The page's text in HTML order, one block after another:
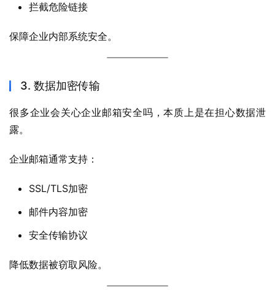
拦截危险链接
保障企业内部系统安全。
3. 数据加密传输
很多企业会关心企业邮箱安全吗，本质上是在担心数据泄
露。
企业邮箱通常支持：
SSL/TLS加密
邮件内容加密
安全传输协议
降低数据被窃取风险。